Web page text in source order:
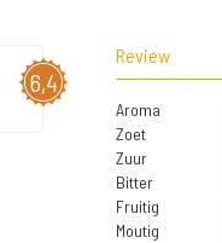
6,4
Review
Aroma
Zoet
Zuur
Bitter
Fruitig
Moutig